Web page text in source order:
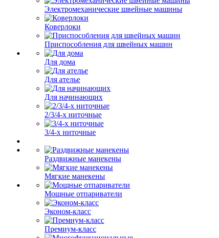
Электромеханические швейные машины
Коверлоки
Приспособления для швейных машин
Для дома
Для ателье
Для начинающих
2/3/4-х ниточные
3/4-х ниточные
Раздвижные манекены
Мягкие манекены
Мощные отпариватели
Эконом-класс
Премиум-класс